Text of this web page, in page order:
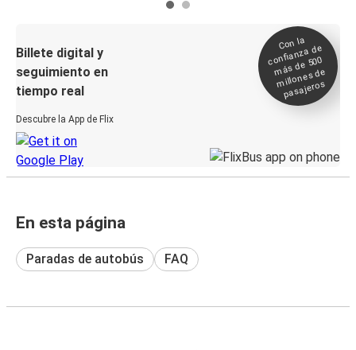
Billete digital y
seguimiento en
tiempo real
Descubre la App de Flix
Con la
confianza de
más de 500
millones de
pasajeros
En esta página
Paradas de autobús FAQ